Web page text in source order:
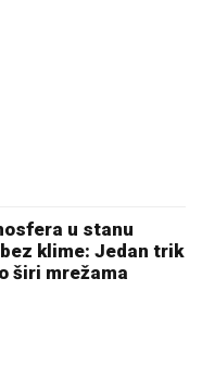
u stanu
klime: Jedan trik
širi mrežama